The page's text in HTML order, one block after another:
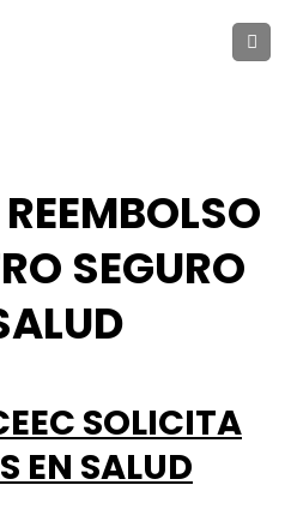
SEGURO
SOLICITA
EN SALUD